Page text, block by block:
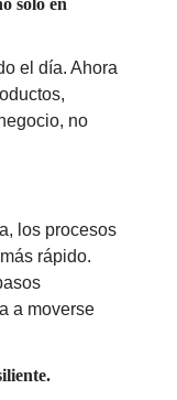
solo en
el día. Ahora
no
los procesos
rápido.
a moverse